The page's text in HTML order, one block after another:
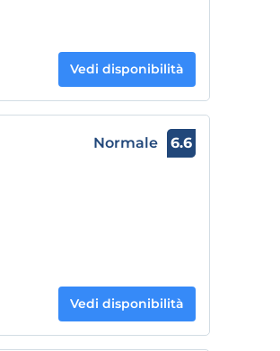
Vedi disponibilità
Normale 6.6
Vedi disponibilità